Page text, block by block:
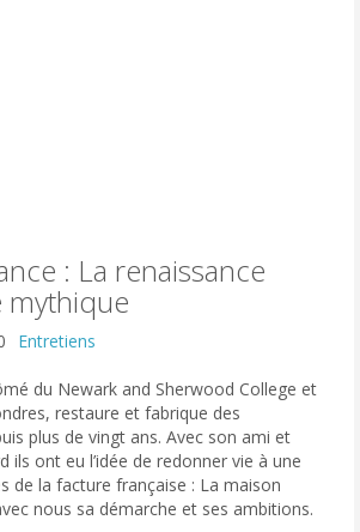
: La renaissance
mythique
Entretiens
du Newark and Sherwood College et
restaure et fabrique des
plus de vingt ans. Avec son ami et
ils ont eu l’idée de redonner vie à une
de la facture française : La maison
nous sa démarche et ses ambitions.